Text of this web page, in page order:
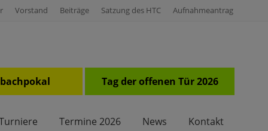
Vorstand Beiträge Satzung des HTC Aufnahmeantrag
Tag der offenen Tür 2026
Termine 2026 News Kontakt